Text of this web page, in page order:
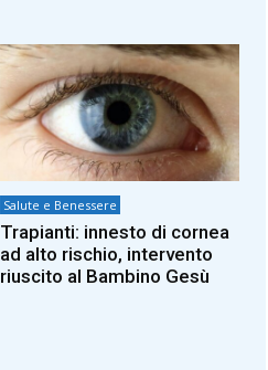
Salute e Benessere
Trapianti: innesto di cornea
ad alto rischio, intervento
riuscito al Bambino Gesù